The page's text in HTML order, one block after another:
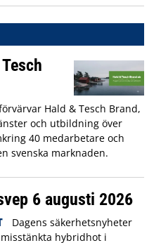
Hald & Tesch Brand,
och utbildning över
40 medarbetare och
svenska marknaden.
6 augusti 2026
Dagens säkerhetsnyheter
hybridhot i